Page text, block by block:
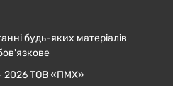
будь-яких матеріалів
2026 ТОВ «ПМХ»